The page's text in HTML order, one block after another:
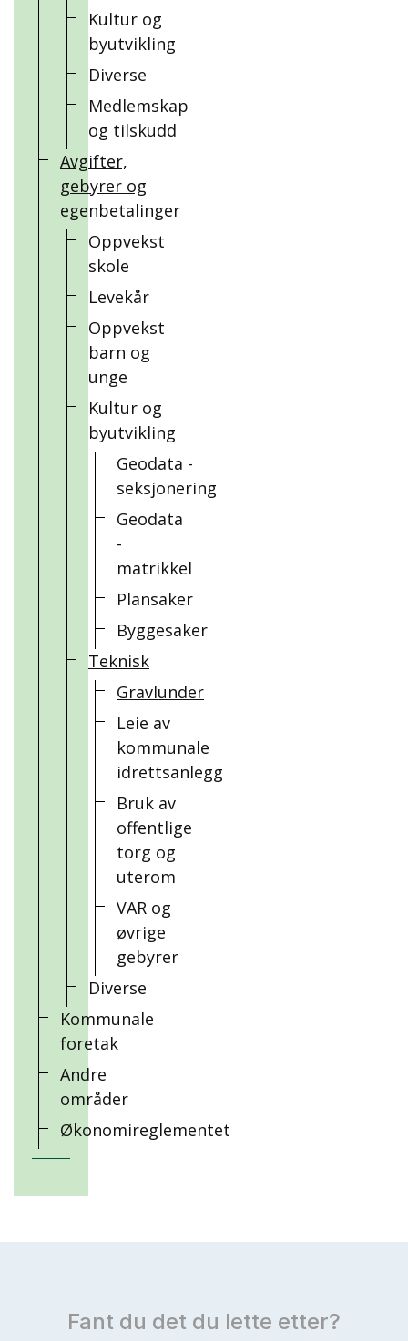
Kultur og
byutvikling
Diverse
Medlemskap
og tilskudd
Avgifter,
gebyrer og
egenbetalinger
Oppvekst
skole
Levekår
Oppvekst
barn og
unge
Kultur og
byutvikling
Geodata -
seksjonering
Geodata
-
matrikkel
Plansaker
Byggesaker
Teknisk
Gravlunder
Leie av
kommunale
idrettsanlegg
Bruk av
offentlige
torg og
uterom
VAR og
øvrige
gebyrer
Diverse
Kommunale
foretak
Andre
områder
Økonomireglementet